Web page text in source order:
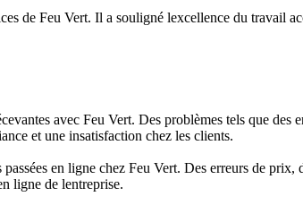
de Feu Vert. Il a souligné lexcellence du travail
avec Feu Vert. Des problèmes tels que
et une insatisfaction chez les clients.
en ligne chez Feu Vert. Des erreurs de
ligne de lentreprise.